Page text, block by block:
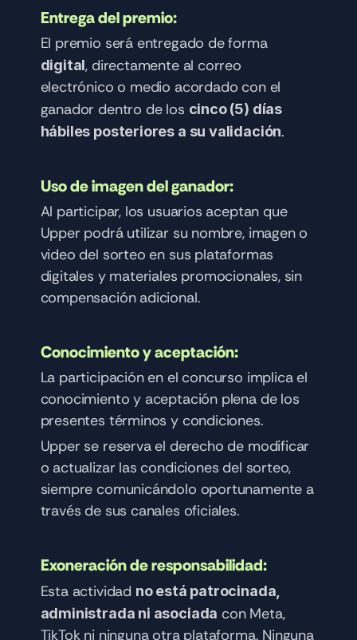
Entrega del premio:
El premio será entregado de forma
digital, directamente al correo
electrónico o medio acordado con el
ganador dentro de los cinco (5) días
hábiles posteriores a su validación.
Uso de imagen del ganador:
Al participar, los usuarios aceptan que
Upper podrá utilizar su nombre, imagen o
video del sorteo en sus plataformas
digitales y materiales promocionales, sin
compensación adicional.
Conocimiento y aceptación:
La participación en el concurso implica el
conocimiento y aceptación plena de los
presentes términos y condiciones.
Upper se reserva el derecho de modificar
o actualizar las condiciones del sorteo,
siempre comunicándolo oportunamente a
través de sus canales oficiales.
Exoneración de responsabilidad:
Esta actividad no está patrocinada,
administrada ni asociada con Meta,
TikTok ni ninguna otra plataforma. Ninguna